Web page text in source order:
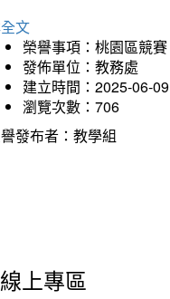
文
榮譽事項：桃園區競賽
發佈單位：教務處
建立時間：2025-06-09
瀏覽次數：706
發布者：教學組
線上專區